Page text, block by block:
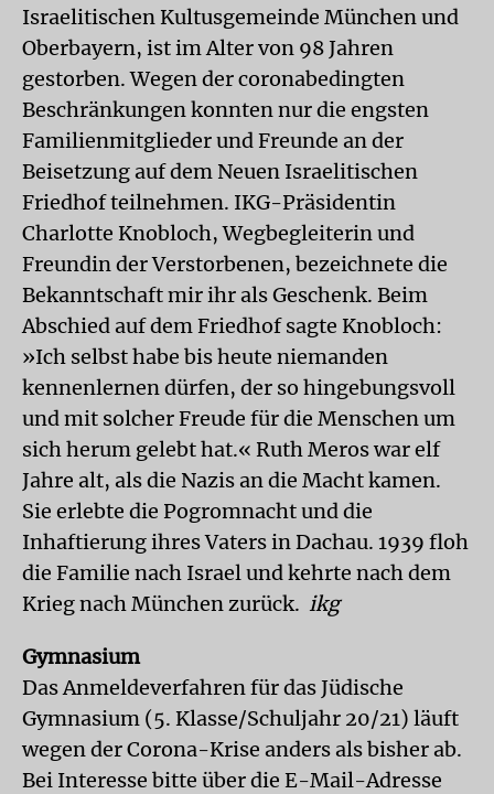
Israelitischen Kultusgemeinde München und
Oberbayern, ist im Alter von 98 Jahren
gestorben. Wegen der coronabedingten
Beschränkungen konnten nur die engsten
Familienmitglieder und Freunde an der
Beisetzung auf dem Neuen Israelitischen
Friedhof teilnehmen. IKG-Präsidentin
Charlotte Knobloch, Wegbegleiterin und
Freundin der Verstorbenen, bezeichnete die
Bekanntschaft mir ihr als Geschenk. Beim
Abschied auf dem Friedhof sagte Knobloch:
»Ich selbst habe bis heute niemanden
kennenlernen dürfen, der so hingebungsvoll
und mit solcher Freude für die Menschen um
sich herum gelebt hat.« Ruth Meros war elf
Jahre alt, als die Nazis an die Macht kamen.
Sie erlebte die Pogromnacht und die
Inhaftierung ihres Vaters in Dachau. 1939 floh
die Familie nach Israel und kehrte nach dem
Krieg nach München zurück. ikg
Gymnasium
Das Anmeldeverfahren für das Jüdische
Gymnasium (5. Klasse/Schuljahr 20/21) läuft
wegen der Corona-Krise anders als bisher ab.
Bei Interesse bitte über die E-Mail-Adresse